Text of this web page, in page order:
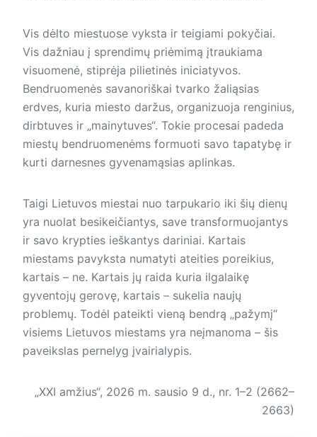
Vis dėlto miestuose vyksta ir teigiami pokyčiai.
Vis dažniau į sprendimų priėmimą įtraukiama
visuomenė, stiprėja pilietinės iniciatyvos.
Bendruomenės savanoriškai tvarko žaliąsias
erdves, kuria miesto daržus, organizuoja renginius,
dirbtuves ir „mai­nytuves“. Tokie procesai padeda
miestų bendruomenėms formuoti savo tapatybę ir
kurti darnesnes gyvenamąsias aplinkas.
Taigi Lietuvos miestai nuo tarpukario iki šių dienų
yra nuolat besikeičiantys, save transformuojantys
ir savo krypties ieškantys dariniai. Kartais
miestams pavyksta numatyti ateities poreikius,
kartais – ne. Kartais jų raida kuria ilgalaikę
gyventojų gerovę, kartais – sukelia naujų
problemų. Todėl pateikti vieną bendrą „pažymį“
visiems Lietuvos miestams yra neįmanoma – šis
paveikslas pernelyg įvairialypis.
„XXI amžius“, 2026 m. sausio 9 d., nr. 1–2 (2662–
2663)